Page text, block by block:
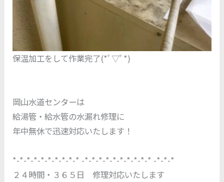
保温加工をして作業完了(*ﾟ▽ﾟ*)
岡山水道センターは
給湯管・給水管の水漏れ修理に
年中無休で迅速対応いたします！
*-*-*-*-*-*-*-*-*-* -*-*-*-*-*-*-*-*-*-* -*-*-*
２４時間・３６５日 修理対応いたします